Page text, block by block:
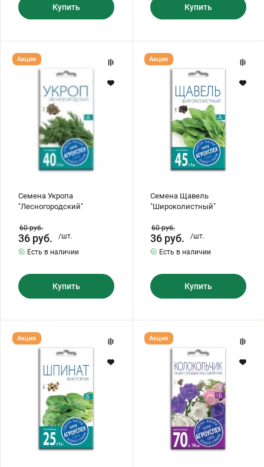
Купить Купить
Семена
Укропа
"Лесногородский"
Семена Укропа
"Лесногородский"
Акция
60руб.
36 руб.
/шт.
Есть в наличии
Купить
Семена
Щавель
"Широколистный"
Семена Щавель
"Широколистный"
Акция
60руб.
36 руб.
/шт.
Есть в наличии
Купить
Семена
Шпината
Акция
Колокольчик
"
Блюдцем
смесь(двулетник)
Акция